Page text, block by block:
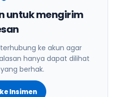
untuk mengirim
ke akun agar
hanya dapat dilihat
berhak.
Insimen